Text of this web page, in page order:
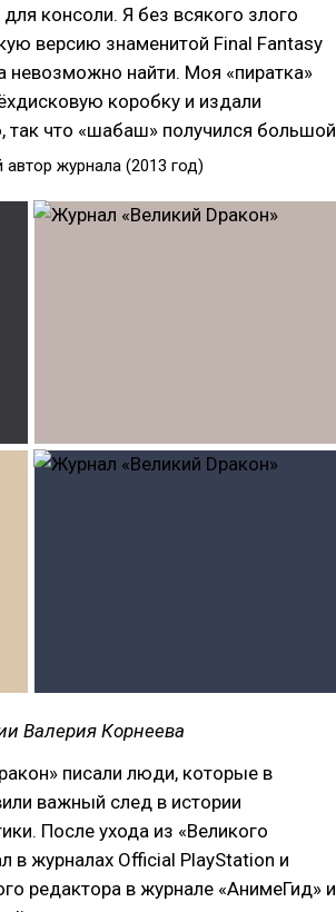
консоли. Я без всякого злого
версию знаменитой Final Fantasy
невозможно найти. Моя «пиратка»
коробку и издали
что «шабаш» получился
журнала (2013 год)
Валерия Корнеева
писали люди, которые в
важный след в истории
После ухода из «Великого
в журналах Official PlayStation и
редактора в журнале «АнимеГид» и